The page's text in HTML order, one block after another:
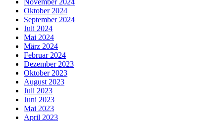
November 2024
Oktober 2024
September 2024
Juli 2024
Mai 2024
März 2024
Februar 2024
Dezember 2023
Oktober 2023
August 2023
Juli 2023
Juni 2023
Mai 2023
April 2023